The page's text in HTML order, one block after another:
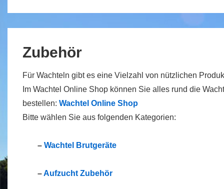
Zubehör
Für Wachteln gibt es eine Vielzahl von nützlichen
Im Wachtel Online Shop können Sie alles rund die
bestellen: Wachtel Online Shop
Bitte wählen Sie aus folgenden Kategorien:
– Wachtel Brutgeräte
–Aufzucht Zubehör